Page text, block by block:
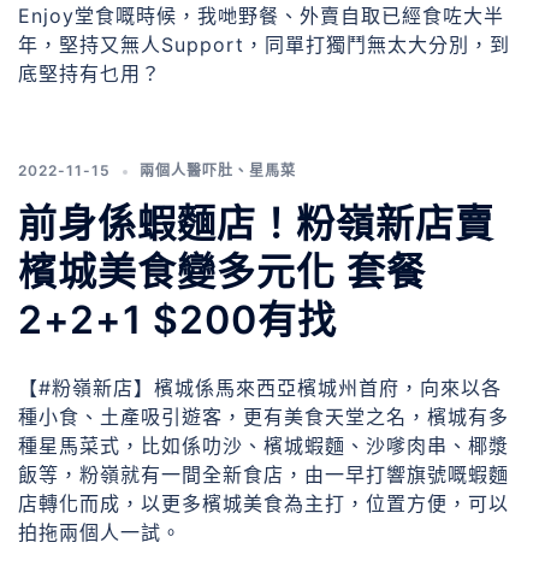
Enjoy堂食嘅時候，我哋野餐、外賣自取已經食咗大半
年，堅持又無人Support，同單打獨鬥無太大分別，到
底堅持有乜用？
2022-11-15 兩個人醫吓肚 、 星馬菜
前身係蝦麵店！粉嶺新店賣
檳城美食變多元化 套餐
2+2+1 $200有找
【#粉嶺新店】檳城係馬來西亞檳城州首府，向來以各
種小食、土產吸引遊客，更有美食天堂之名，檳城有多
種星馬菜式，比如係叻沙、檳城蝦麵、沙嗲肉串、椰漿
飯等，粉嶺就有一間全新食店，由一早打響旗號嘅蝦麵
店轉化而成，以更多檳城美食為主打，位置方便，可以
拍拖兩個人一試。